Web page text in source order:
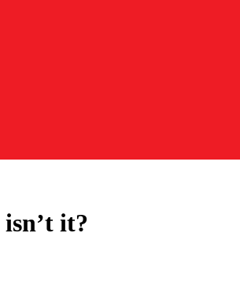
it?